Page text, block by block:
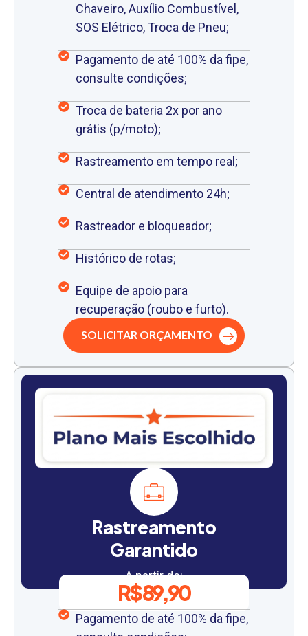
Chaveiro, Auxílio Combustível,
SOS Elétrico, Troca de Pneu;
Pagamento de até 100% da fipe,
consulte condições;
Troca de bateria 2x por ano
grátis (p/moto);
Rastreamento em tempo real;
Central de atendimento 24h;
Rastreador e bloqueador;
Histórico de rotas;
Equipe de apoio para
recuperação (roubo e furto).
SOLICITAR ORÇAMENTO
Rastreamento
Garantido
A partir de:
R$ 89,90
Pagamento de até 100% da fipe,